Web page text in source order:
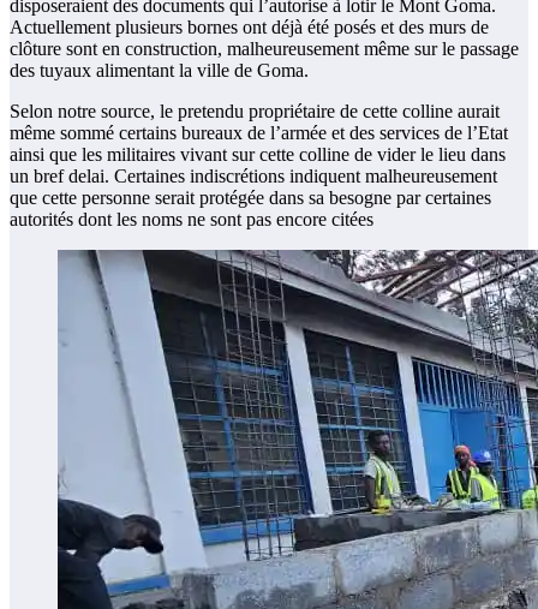
disposeraient des documents qui l’autorise à lotir le Mont Goma.
Actuellement plusieurs bornes ont déjà été posés et des murs de
clôture sont en construction, malheureusement même sur le passage
des tuyaux alimentant la ville de Goma.
Selon notre source, le pretendu propriétaire de cette colline aurait
même sommé certains bureaux de l’armée et des services de l’Etat
ainsi que les militaires vivant sur cette colline de vider le lieu dans
un bref delai. Certaines indiscrétions indiquent malheureusement
que cette personne serait protégée dans sa besogne par certaines
autorités dont les noms ne sont pas encore citées